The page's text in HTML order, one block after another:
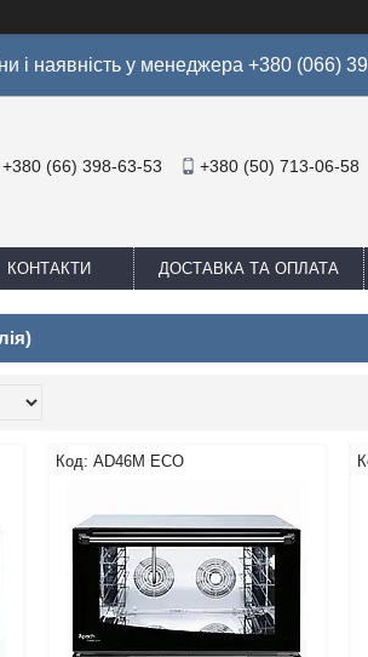
і наявність у менеджера +380 (066)
+380 (66) 398-63-53 +380 (50) 713-06-58
КОНТАКТИ ДОСТАВКА ТА ОПЛАТА
AD46M ECO